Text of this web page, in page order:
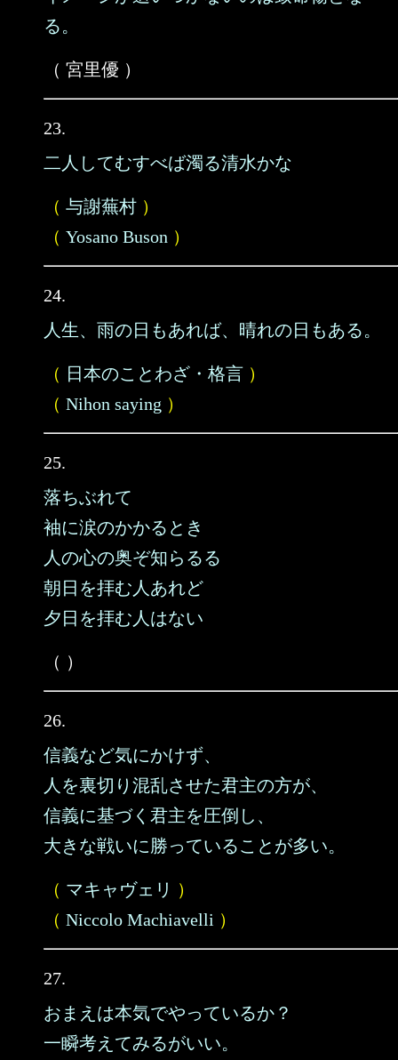
る。
（ 宮里優 ）
23.
二人してむすべば濁る清水かな
（ 与謝蕪村 ）
（ Yosano Buson ）
24.
人生、雨の日もあれば、晴れの日もある。
（ 日本のことわざ・格言 ）
（ Nihon saying ）
25.
落ちぶれて
袖に涙のかかるとき
人の心の奥ぞ知らるる
朝日を拝む人あれど
夕日を拝む人はない
（ ）
26.
信義など気にかけず、
人を裏切り混乱させた君主の方が、
信義に基づく君主を圧倒し、
大きな戦いに勝っていることが多い。
（ マキャヴェリ ）
（ Niccolo Machiavelli ）
27.
おまえは本気でやっているか？
一瞬考えてみるがいい。